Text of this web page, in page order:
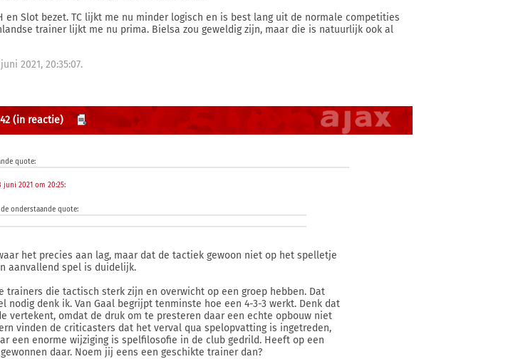
en Slot bezet. TC lijkt me nu minder logisch en is best lang uit de normale competities
trainer lijkt me nu prima. Bielsa zou geweldig zijn, maar die is natuurlijk ook al
2021, 20:35:07.
(in reactie)
quote:
juni 2021 om 20:25:
onderstaande quote:
het precies aan lag, maar dat de tactiek gewoon niet op het spelletje
aanvallend spel is duidelijk.
trainers die tactisch sterk zijn en overwicht op een groep hebben. Dat
nodig denk ik. Van Gaal begrijpt tenminste hoe een 4-3-3 werkt. Denk dat
vertekent, omdat de druk om te presteren daar een echte opbouw niet
vinden de criticasters dat het verval qua spelopvatting is ingetreden,
een enorme wijziging is spelfilosofie in de club gedrild. Heeft op een
daar. Noem jij eens een geschikte trainer dan?